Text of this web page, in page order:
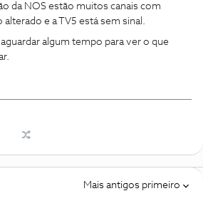
da NOS estão muitos canais com
alterado e a TV5 está sem sinal.
algum tempo para ver o que
Mais antigos primeiro